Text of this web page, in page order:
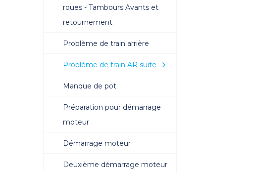
roues - Tambours Avants et
retournement
Problème de train arrière
Problème de train AR suite
Manque de pot
Préparation pour démarrage
moteur
Démarrage moteur
Deuxième démarrage moteur